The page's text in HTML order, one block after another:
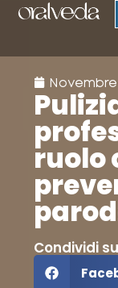
ruolo
Condividi